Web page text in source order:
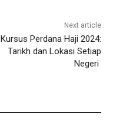
Next article
Kursus Perdana Haji 2024:
Tarikh dan Lokasi Setiap
Negeri